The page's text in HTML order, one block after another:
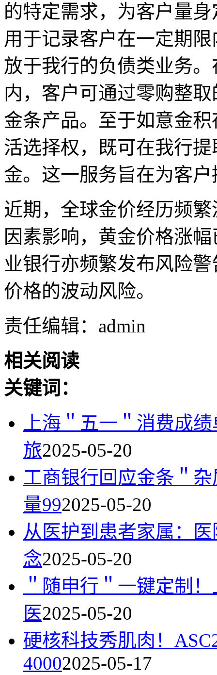
的特定需求，为客户量
用于记录客户在一定期
放于我行的负债类业务
内，客户可通过零购整
金条产品。至于如意金
活选择权，既可在我行
金。这一服务旨在为客
近期，全球金价经历频
因素影响，黄金价格涨
业银行亦频繁发布风险
价格的波动风险。
责任编辑：admin
相关阅读
关键词：
上海＂五一＂消费成
旅2025-05-20
工商银行回应金条＂
量992025-05-20
从医护到患者家属：
念2025-05-20
＂随申行＂一键定制
医2025-05-20
硬核科技秀肌肉！
40002025-05-17